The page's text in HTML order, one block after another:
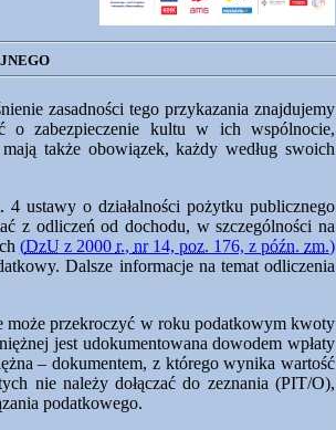
zasadności tego przykazania znajdujemy
o zabezpieczenie kultu w ich wspólnocie,
także obowiązek, każdy według swoich
4 ustawy o działalności pożytku publicznego
z odliczeń od dochodu, w szczególności na
(DzU z 2000 r., nr14, poz. 176, z późn. zm.)
Dalsze informacje na temat odliczenia
może przekroczyć w roku podatkowym kwoty
jest udokumentowana dowodem wpłaty
– dokumentem, z którego wynika wartość
nie należy dołączać do zeznania (PIT/O),
podatkowego.